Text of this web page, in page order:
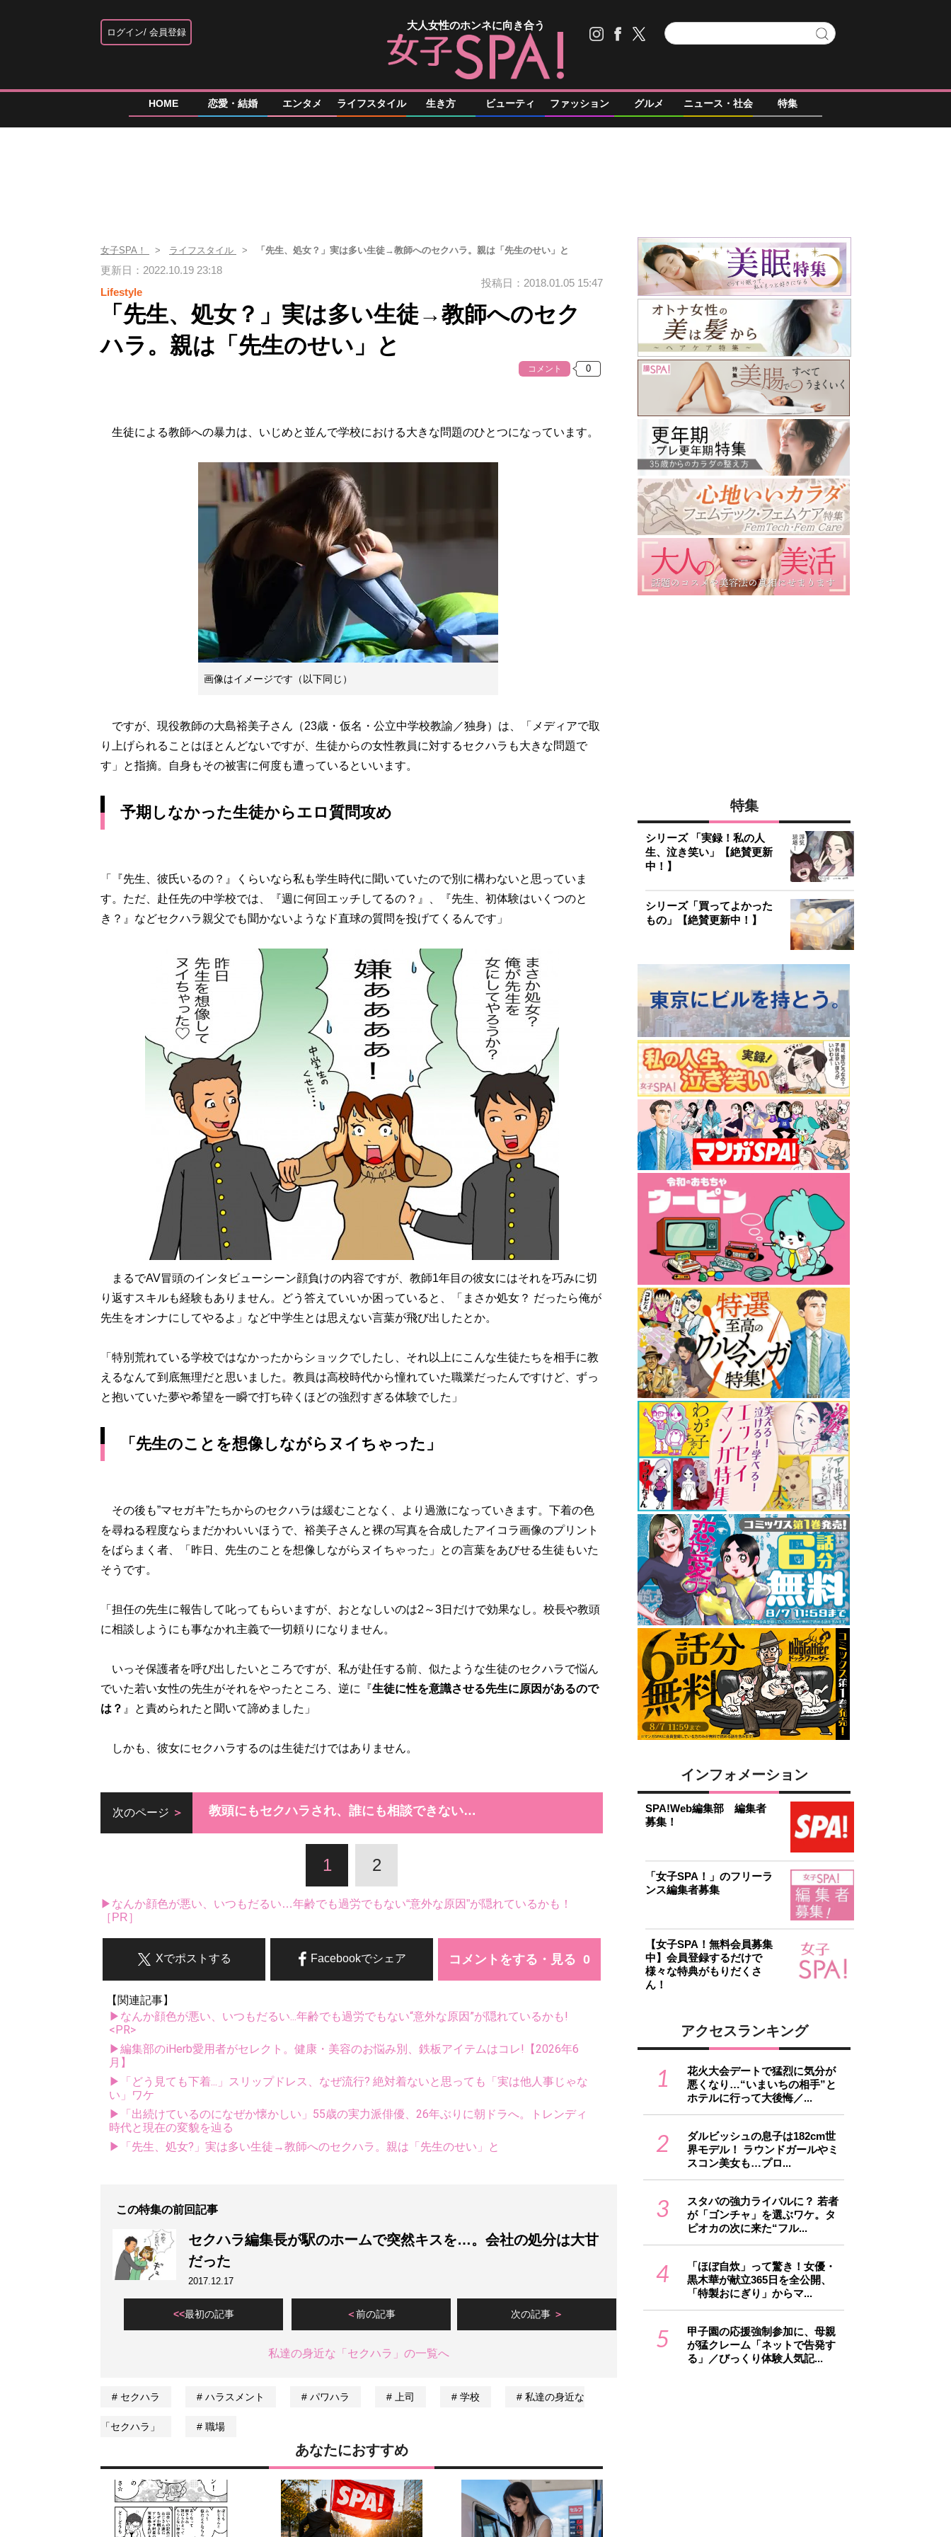
ログイン 会員登録
大人女性のホンネに向き合う
HOME 恋愛・結婚 エンタメ ライフスタイル 生き方 ビューティ ファッション グルメ ニュース・社会 特集
女子SPA！ ライフスタイル 「先生、処女？」実は多い生徒→教師へのセクハラ。親は「先生のせい」と
更新日：2022.10.19 23:18
Lifestyle
投稿日：2018.01.05 15:47
「先生、処女？」実は多い生徒→教師へのセク
ハラ。親は「先生のせい」と
コメント
生徒による教師への暴力は、いじめと並んで学校における大きな問題のひとつになっています。
画像はイメージです（以下同じ）
ですが、現役教師の大島裕美子さん（23歳・仮名・公立中学校教諭／独身）は、「メディアで取
り上げられることはほとんどないですが、生徒からの女性教員に対するセクハラも大きな問題で
す」と指摘。自身もその被害に何度も遭っているといいます。
予期しなかった生徒からエロ質問攻め
「『先生、彼氏いるの？』くらいなら私も学生時代に聞いていたので別に構わないと思っていま
す。ただ、赴任先の中学校では、『週に何回エッチしてるの？』、『先生、初体験はいくつのと
き？』などセクハラ親父でも聞かないようなド直球の質問を投げてくるんです」
まるでAV冒頭のインタビューシーン顔負けの内容ですが、教師1年目の彼女にはそれを巧みに切
り返すスキルも経験もありません。どう答えていいか困っていると、「まさか処女？ だったら俺が
先生をオンナにしてやるよ」など中学生とは思えない言葉が飛び出したとか。
「特別荒れている学校ではなかったからショックでしたし、それ以上にこんな生徒たちを相手に教
えるなんて到底無理だと思いました。教員は高校時代から憧れていた職業だったんですけど、ずっ
と抱いていた夢や希望を一瞬で打ち砕くほどの強烈すぎる体験でした」
「先生のことを想像しながらヌイちゃった」
その後も”マセガキ”たちからのセクハラは緩むことなく、より過激になっていきます。下着の色
を尋ねる程度ならまだかわいいほうで、裕美子さんと裸の写真を合成したアイコラ画像のプリント
をばらまく者、「昨日、先生のことを想像しながらヌイちゃった」との言葉をあびせる生徒もいた
そうです。
「担任の先生に報告して叱ってもらいますが、おとなしいのは2～3日だけで効果なし。校長や教頭
に相談しようにも事なかれ主義で一切頼りになりません。
いっそ保護者を呼び出したいところですが、私が赴任する前、似たような生徒のセクハラで悩ん
でいた若い女性の先生がそれをやったところ、逆に『生徒に性を意識させる先生に原因があるので
は？ 』と責められたと聞いて諦めました」
しかも、彼女にセクハラするのは生徒だけではありません。
次のページ 教頭にもセクハラされ、誰にも相談できない…
1 2
▶なんか顔色が悪い、いつもだるい…年齢でも過労でもない“意外な原因”が隠れているかも！
［PR］
コメントをする・見る
Facebookでシェア
Xでポストする
【関連記事】
▶なんか顔色が悪い、いつもだるい...年齢でも過労でもない“意外な原因”が隠れているかも!
<PR>
▶編集部のiHerb愛用者がセレクト。健康・美容のお悩み別、鉄板アイテムはコレ!【2026年6
月】
▶「どう見ても下着...」スリップドレス、なぜ流行? 絶対着ないと思っても「実は他人事じゃな
い」ワケ
▶「出続けているのになぜか懐かしい」55歳の実力派俳優、26年ぶりに朝ドラへ。トレンディ
時代と現在の変貌を辿る
▶「先生、処女?」実は多い生徒→教師へのセクハラ。親は「先生のせい」と
この特集の前回記事
セクハラ編集長が駅のホームで突然キスを…。会社の処分は大甘
だった
2017.12.17
最初の記事 前の記事 次の記事
私達の身近な「セクハラ」の一覧へ
セクハラ ハラスメント パワハラ 上司 学校 私達の身近な
「セクハラ」 職場
あなたにおすすめ
特集
シリーズ 「実録！私の人
生、泣き笑い」【絶賛更新
中！】
シリーズ「買ってよかった
もの」【絶賛更新中！】
インフォメーション
SPA!Web編集部 編集者
募集！
「女子SPA！」のフリーラ
ンス編集者募集
【女子SPA！無料会員募集
中】会員登録するだけで
様々な特典がもりだくさ
ん！
アクセスランキング
1
花火大会デートで猛烈に気分が
悪くなり…“いまいちの相手”と
ホテルに行って大後悔／...
2
ダルビッシュの息子は182cm世
界モデル！ ラウンドガールやミ
スコン美女も…プロ...
3
スタバの強力ライバルに？ 若者
が「ゴンチャ」を選ぶワケ。タ
ピオカの次に来た“フル...
4
「ほぼ自炊」って驚き！女優・
黒木華が献立365日を全公開、
「特製おにぎり」からマ...
5
甲子園の応援強制参加に、母親
が猛クレーム「ネットで告発す
る」／びっくり体験人気記...